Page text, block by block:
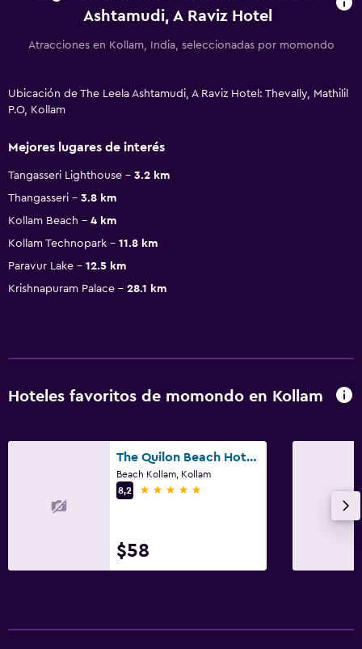
Ashtamudi, A Raviz Hotel
Atracciones en Kollam, India, seleccionadas por momondo
Ubicación de The Leela Ashtamudi, A Raviz Hotel: Thevally, Mathilil
P.O, Kollam
Mejores lugares de interés
Tangasseri Lighthouse
3.2 km
Thangasseri
3.8 km
Kollam Beach
4 km
Kollam Technopark
11.8 km
Paravur Lake
12.5 km
Krishnapuram Palace
28.1 km
Hoteles favoritos de momondo en Kollam
The Quilon Beach Hotel and Convention Center
Beach Kollam, Kollam
8,2
5 estrellas
$58